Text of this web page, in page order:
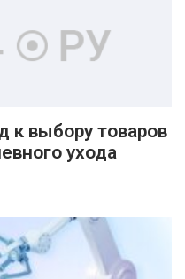
к выбору товаров
ухода